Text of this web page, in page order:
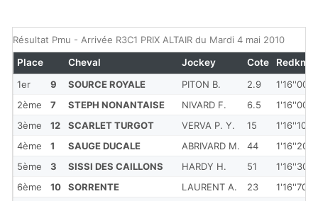
Résultat Pmu - Arrivée R3C1 PRIX ALTAIR du Mardi 4 mai 2010
1er 9 SOURCE ROYALE PITON B. 2.9
1'16''00
2ème
7 STEPH NONANTAISE NIVARD F. 6.5
1'16''00
3ème
12 SCARLET TURGOT VERVA P. Y. 15
1'16''10
4ème
1 SAUGE DUCALE ABRIVARD M. 44
1'16''20
5ème
3 SISSI DES CAILLONS HARDY H. 51
1'16''30
6ème
10 SORRENTE LAURENT A. 23
1'16''70
Place Cheval Jockey Cote Redkm